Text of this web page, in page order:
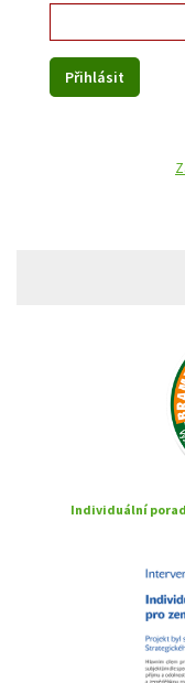
Individuální